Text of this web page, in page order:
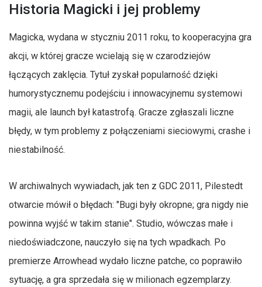
Historia Magicki i jej problemy
Magicka, wydana w styczniu 2011 roku, to kooperacyjna gra
akcji, w której gracze wcielają się w czarodziejów
łączących zaklęcia. Tytuł zyskał popularność dzięki
humorystycznemu podejściu i innowacyjnemu systemowi
magii, ale launch był katastrofą. Gracze zgłaszali liczne
błędy, w tym problemy z połączeniami sieciowymi, crashe i
niestabilność.
W archiwalnych wywiadach, jak ten z GDC 2011, Pilestedt
otwarcie mówił o błędach: "Bugi były okropne; gra nigdy nie
powinna wyjść w takim stanie". Studio, wówczas małe i
niedoświadczone, nauczyło się na tych wpadkach. Po
premierze Arrowhead wydało liczne patche, co poprawiło
sytuację, a gra sprzedała się w milionach egzemplarzy.